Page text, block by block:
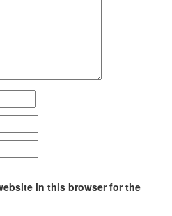
in this browser for the